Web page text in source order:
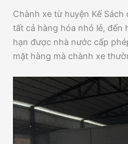
Chành xe từ huyện Kế
tất cả hàng hóa nhỏ lẻ,
hạn được nhà nước cấp
mặt hàng mà chành xe